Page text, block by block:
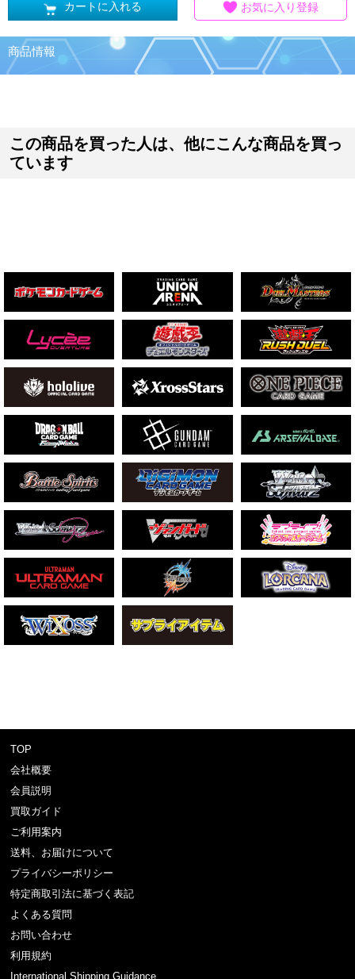
カートに入れる お気に入り登録
商品情報
この商品を買った人は、他にこんな商品を買っ
ています
TOP
会社概要
会員説明
買取ガイド
ご利用案内
送料、お届けについて
プライバシーポリシー
特定商取引法に基づく表記
よくある質問
お問い合わせ
利用規約
International Shipping Guidance